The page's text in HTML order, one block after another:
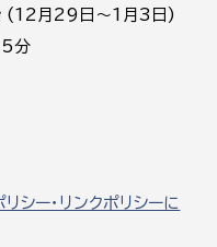
(12月29日～1月3日)
分
シー・リンクポリシーに